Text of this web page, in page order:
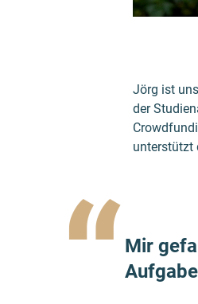
Jörg ist
der
unterstützt
“ Mir